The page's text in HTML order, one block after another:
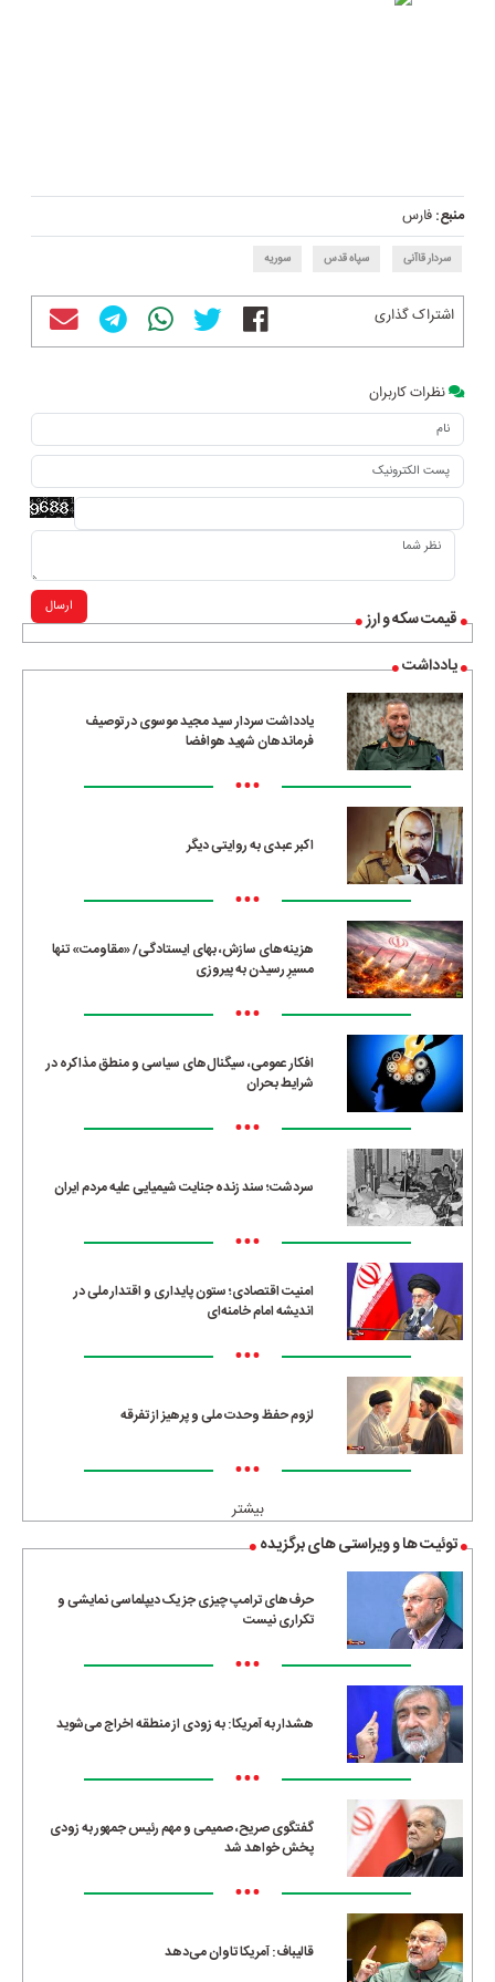
قیمت سکه و ارز
یادداشت
یادداشت سردار سید مجید موسوی در توصیف
فرماندهان شهید هوافضا
•••
اکبر عبدی به روایتی دیگر
•••
هزینه‌های سازش، بهای ایستادگی/ «مقاومت» تنها
مسیرِ رسیدن به پیروزی
•••
افکار عمومی، سیگنال‌های سیاسی و منطق مذاکره در
شرایط بحران
•••
سردشت؛ سند زنده جنایت شیمیایی علیه مردم ایران
•••
امنیت اقتصادی؛ ستون پایداری و اقتدار ملی در
اندیشه امام خامنه‌ای
•••
لزوم حفظ وحدت ملی و پرهیز از تفرقه
•••
بیشتر
توئیت ها و ویراستی های برگزیده
حرف‌های ترامپ چیزی جز یک دیپلماسی نمایشی و
تکراری نیست
•••
هشدار به آمریکا: به زودی از منطقه اخراج می‌شوید
•••
گفتگوی صریح، صمیمی و مهم رئیس جمهور به زودی
پخش خواهد شد
•••
قالیباف: آمریکا تاوان می‌دهد
منبع:فارس
سردار قاآنی سپاه قدس سوریه
اشتراک گذاری
نظرات کاربران
ارسال